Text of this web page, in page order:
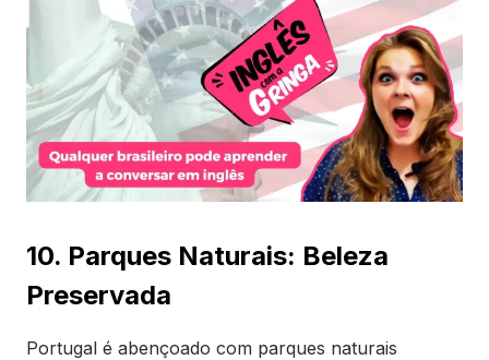
10. Parques Naturais: Beleza
Preservada
Portugal é abençoado com parques naturais